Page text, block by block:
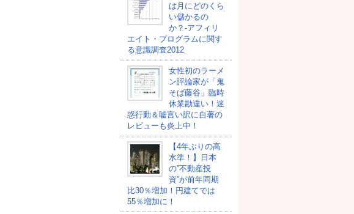
は月にどのくら
い儲かるの
か？-アフィリ
エイト・プログラムに関す
る意識調査2012
女性初のラーメ
ン評論家が「鬼
そば藤谷」臨時
休業勘違い！迷
惑行動＆嘘言い訳に自著の
レビューも炎上中！
【4年ぶりの高
水準！】日本
の”不動産投
資”が前年同期
比30％増加！円建てでは
55％増加に！